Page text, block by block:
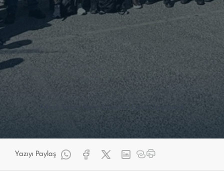
Adresli Yangın Alarm Sistemleri Eğitimi Uygulamalı
Yazıyı Paylaş